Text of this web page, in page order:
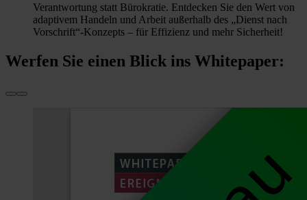
Verantwortung statt Bürokratie. Entdecken Sie den Wert von
adaptivem Handeln und Arbeit außerhalb des „Dienst nach
Vorschrift“-Konzepts – für Effizienz und mehr Sicherheit!
Werfen Sie einen Blick ins Whitepaper: